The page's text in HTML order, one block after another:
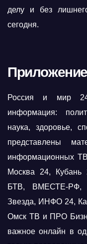
делу и без
сегодня.
Россия и мир
информация:
наука, здоровье,
представлены
информационных
Москва 24, Кубань
БТВ, ВМЕСТЕ-РФ,
Звезда, ИНФО 24,
Омск ТВ и ПРО
важное онлайн в